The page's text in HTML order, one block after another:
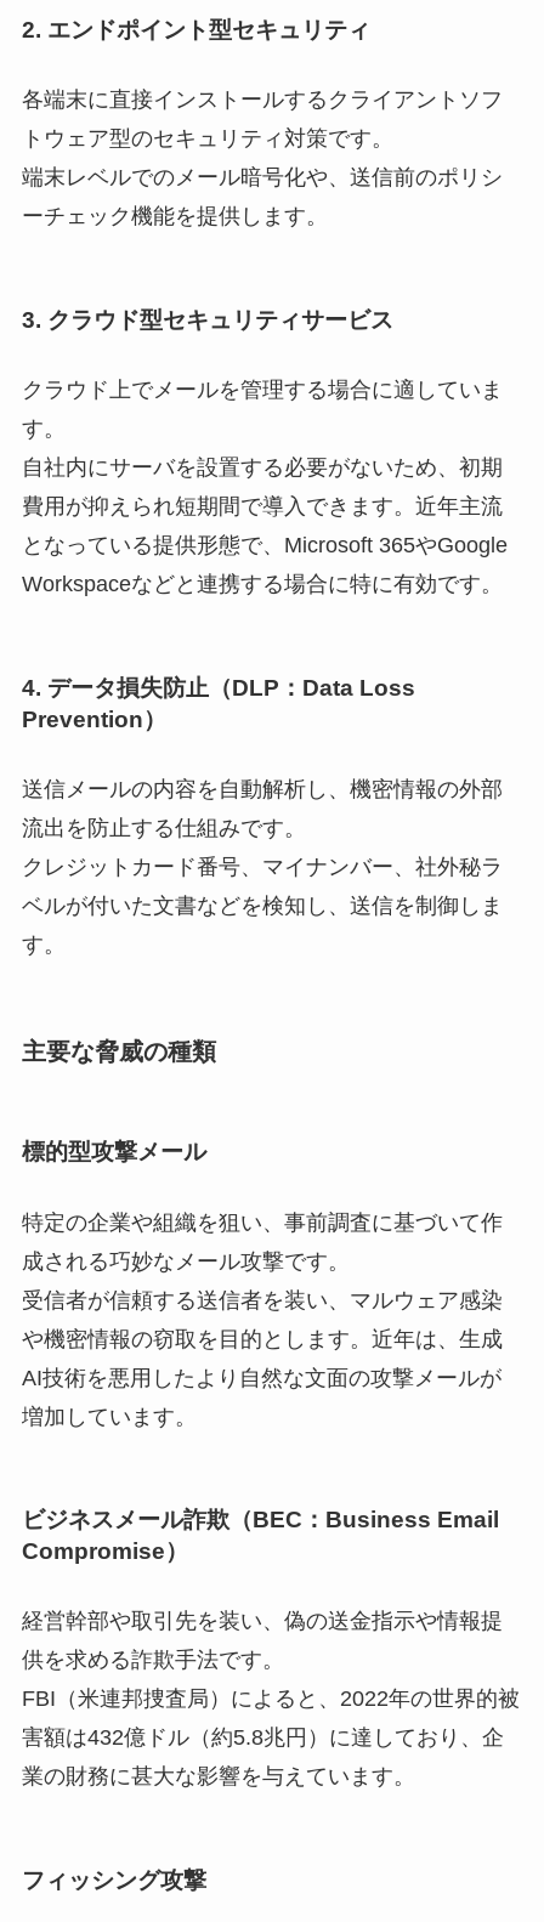
2. エンドポイント型セキュリティ
各端末に直接インストールするクライアントソフ
トウェア型のセキュリティ対策です。
端末レベルでのメール暗号化や、送信前のポリシ
ーチェック機能を提供します。
3. クラウド型セキュリティサービス
クラウド上でメールを管理する場合に適していま
す。
自社内にサーバを設置する必要がないため、初期
費用が抑えられ短期間で導入できます。近年主流
となっている提供形態で、Microsoft 365やGoogle
Workspaceなどと連携する場合に特に有効です。
4. データ損失防止（DLP：Data Loss
Prevention）
送信メールの内容を自動解析し、機密情報の外部
流出を防止する仕組みです。
クレジットカード番号、マイナンバー、社外秘ラ
ベルが付いた文書などを検知し、送信を制御しま
す。
主要な脅威の種類
標的型攻撃メール
特定の企業や組織を狙い、事前調査に基づいて作
成される巧妙なメール攻撃です。
受信者が信頼する送信者を装い、マルウェア感染
や機密情報の窃取を目的とします。近年は、生成
AI技術を悪用したより自然な文面の攻撃メールが
増加しています。
ビジネスメール詐欺（BEC：Business Email
Compromise）
経営幹部や取引先を装い、偽の送金指示や情報提
供を求める詐欺手法です。
FBI（米連邦捜査局）によると、2022年の世界的被
害額は432億ドル（約5.8兆円）に達しており、企
業の財務に甚大な影響を与えています。
フィッシング攻撃